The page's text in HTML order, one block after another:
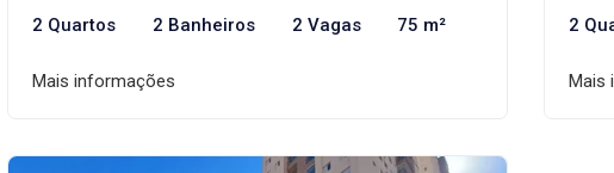
2 Quartos 2 Banheiros 2 Vagas 75 m²
Mais informações
2
Mais